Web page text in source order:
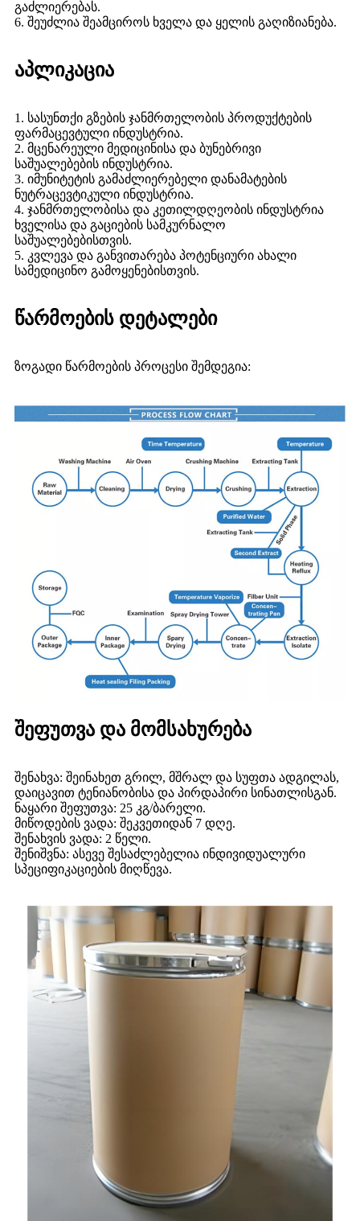
გაძლიერებას.
6. შეუძლია შეამციროს ხველა და ყელის გაღიზიანება.
აპლიკაცია
1. სასუნთქი გზების ჯანმრთელობის პროდუქტების
ფარმაცევტული ინდუსტრია.
2. მცენარეული მედიცინისა და ბუნებრივი
საშუალებების ინდუსტრია.
3. იმუნიტეტის გამაძლიერებელი დანამატების
ნუტრაცევტიკული ინდუსტრია.
4. ჯანმრთელობისა და კეთილდღეობის ინდუსტრია
ხველისა და გაციების სამკურნალო
საშუალებებისთვის.
5. კვლევა და განვითარება პოტენციური ახალი
სამედიცინო გამოყენებისთვის.
წარმოების დეტალები
ზოგადი წარმოების პროცესი შემდეგია:
შეფუთვა და მომსახურება
შენახვა: შეინახეთ გრილ, მშრალ და სუფთა ადგილას,
დაიცავით ტენიანობისა და პირდაპირი სინათლისგან.
ნაყარი შეფუთვა: 25 კგ/ბარელი.
მიწოდების ვადა: შეკვეთიდან 7 დღე.
შენახვის ვადა: 2 წელი.
შენიშვნა: ასევე შესაძლებელია ინდივიდუალური
სპეციფიკაციების მიღწევა.